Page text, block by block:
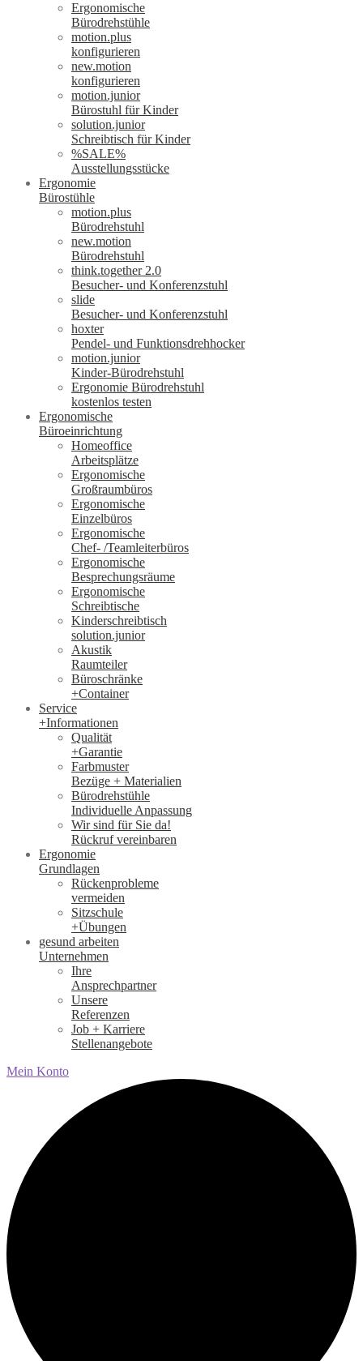
Ergonomische
Bürodrehstühle
motion.plus
konfigurieren
new.motion
konfigurieren
motion.junior
Bürostuhl für Kinder
solution.junior
Schreibtisch für Kinder
%SALE%
Ausstellungsstücke
Ergonomie
Bürostühle
motion.plus
Bürodrehstuhl
new.motion
Bürodrehstuhl
think.together 2.0
Besucher- und Konferenzstuhl
slide
Besucher- und Konferenzstuhl
hoxter
Pendel- und Funktionsdrehhocker
motion.junior
Kinder-Bürodrehstuhl
Ergonomie Bürodrehstuhl
kostenlos testen
Ergonomische
Büroeinrichtung
Homeoffice
Arbeitsplätze
Ergonomische
Großraumbüros
Ergonomische
Einzelbüros
Ergonomische
Chef- /Teamleiterbüros
Ergonomische
Besprechungsräume
Ergonomische
Schreibtische
Kinderschreibtisch
solution.junior
Akustik
Raumteiler
Büroschränke
+Container
Service
+Informationen
Qualität
+Garantie
Farbmuster
Bezüge + Materialien
Bürodrehstühle
Individuelle Anpassung
Wir sind für Sie da!
Rückruf vereinbaren
Ergonomie
Grundlagen
Rückenprobleme
vermeiden
Sitzschule
+Übungen
gesund arbeiten
Unternehmen
Ihre
Ansprechpartner
Unsere
Referenzen
Job + Karriere
Stellenangebote
Mein Konto